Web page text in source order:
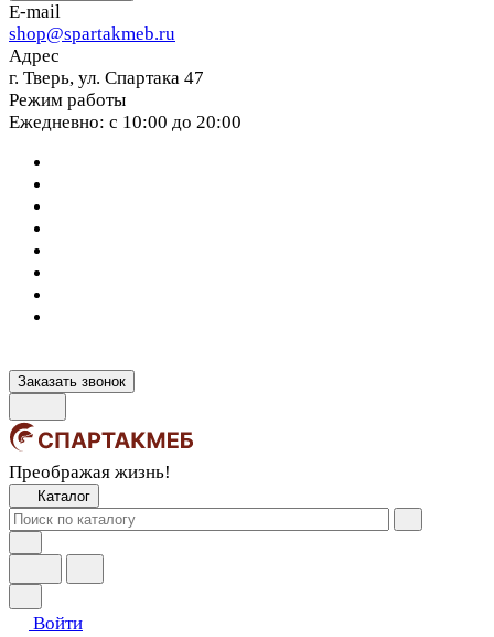
E-mail
shop@spartakmeb.ru
Адрес
г. Тверь, ул. Спартака 47
Режим работы
Ежедневно: с 10:00 до 20:00
Заказать звонок
Преображая жизнь!
Каталог
Войти